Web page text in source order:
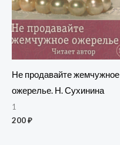
Не продавайте жемчужное
ожерелье. Н. Сухинина
1
200₽